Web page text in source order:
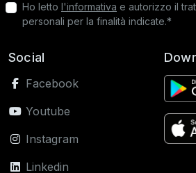
Ho letto l'informativa e autorizzo il
personali per la finalità indicate.*
Social
Facebook
Youtube
Instagram
Linkedin